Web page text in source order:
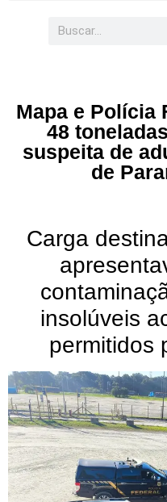
Mapa e Polícia
48
suspeita de
de
Carga
insolúveis
permitidos